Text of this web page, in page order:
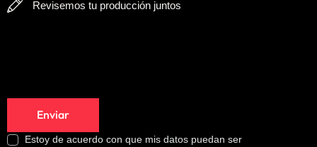
Estoy de acuerdo con que mis datos puedan ser